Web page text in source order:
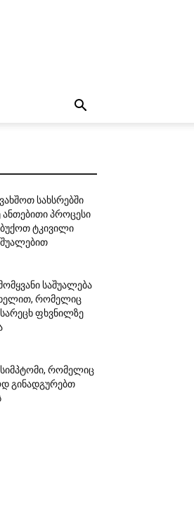
სახსრებში
ანთებითი პროცესი
ტკივილი
საშუალება
რომელიც
სარეცხ ფხვნილზე
სიმპტომი, რომელიც
გინადგურებთ